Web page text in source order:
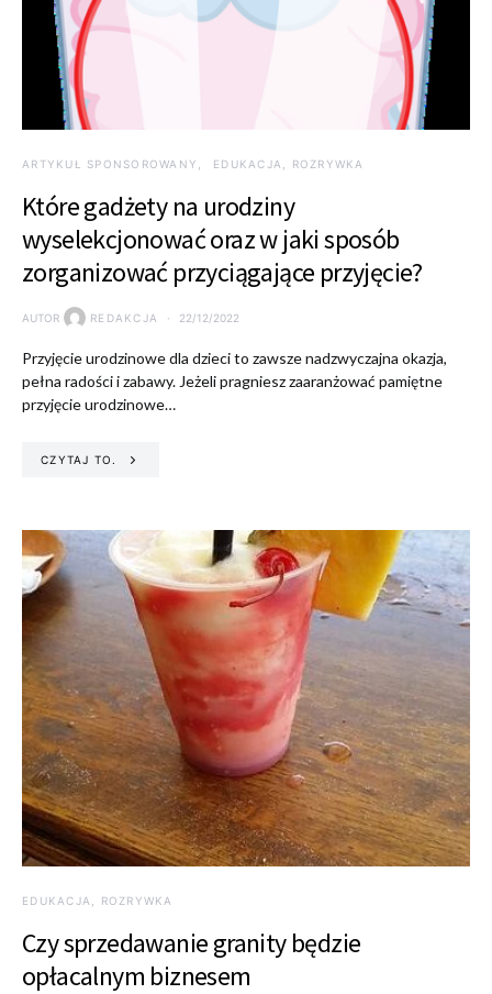
ARTYKUŁ SPONSOROWANY EDUKACJA, ROZRYWKA
Które gadżety na urodziny
wyselekcjonować oraz w jaki sposób
zorganizować przyciągające przyjęcie?
AUTOR REDAKCJA 22/12/2022
Przyjęcie urodzinowe dla dzieci to zawsze nadzwyczajna okazja,
pełna radości i zabawy. Jeżeli pragniesz zaaranżować pamiętne
przyjęcie urodzinowe…
CZYTAJ TO.
EDUKACJA, ROZRYWKA
Czy sprzedawanie granity będzie
opłacalnym biznesem